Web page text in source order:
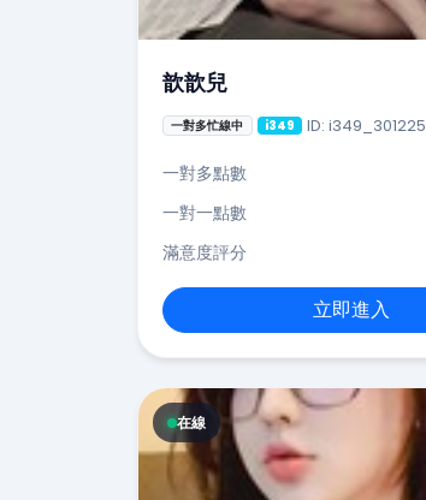
歆歆兒
一對多忙線中 i349 ID: i349_301225
一對多點數
一對一點數
滿意度評分
立即進入
在線